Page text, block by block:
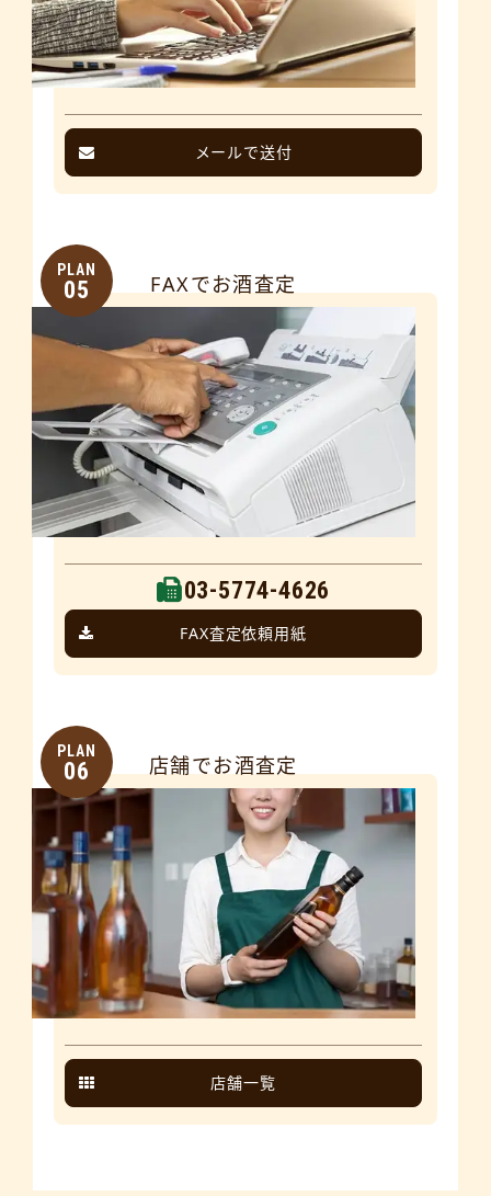
メールで送付
PLAN
05 FAXでお酒査定
03-5774-4626
FAX査定依頼用紙
PLAN
06 店舗でお酒査定
店舗一覧